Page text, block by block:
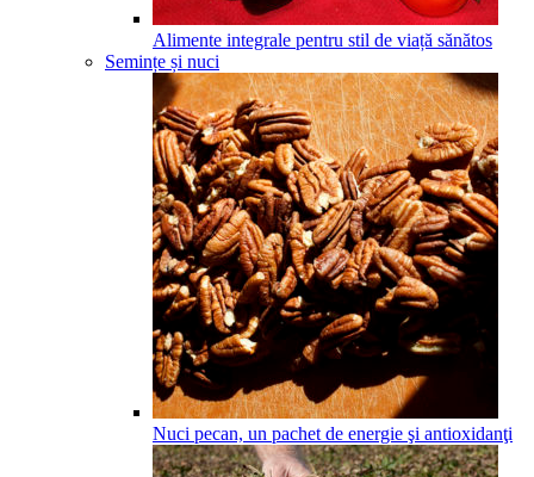
Alimente integrale pentru stil de viață sănătos
Semințe și nuci
Nuci pecan, un pachet de energie şi antioxidanţi